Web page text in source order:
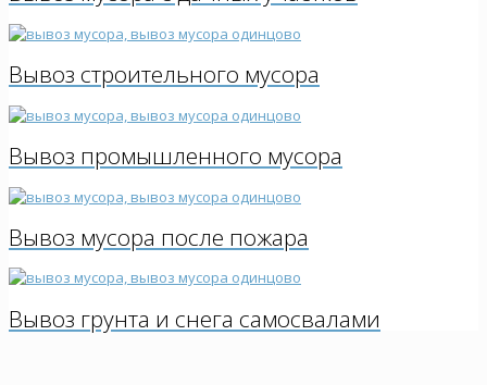
Вывоз строительного мусора
Вывоз промышленного мусора
Вывоз мусора после пожара
Вывоз грунта и снега самосвалами